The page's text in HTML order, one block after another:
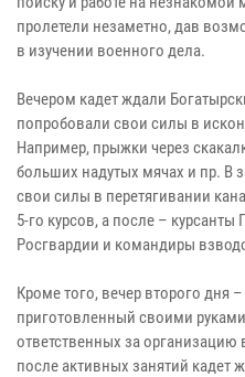
пролетели незаметно, дав
в изучении военного дела.
Вечером кадет ждали
попробовали свои силы в
Например, прыжки через
больших надутых мячах и пр. В
свои силы в перетягивании
5-го курсов, а после –
Росгвардии и командиры
Кроме того, вечер второго дня
приготовленный своими
ответственных за организацию
после активных занятий кадет